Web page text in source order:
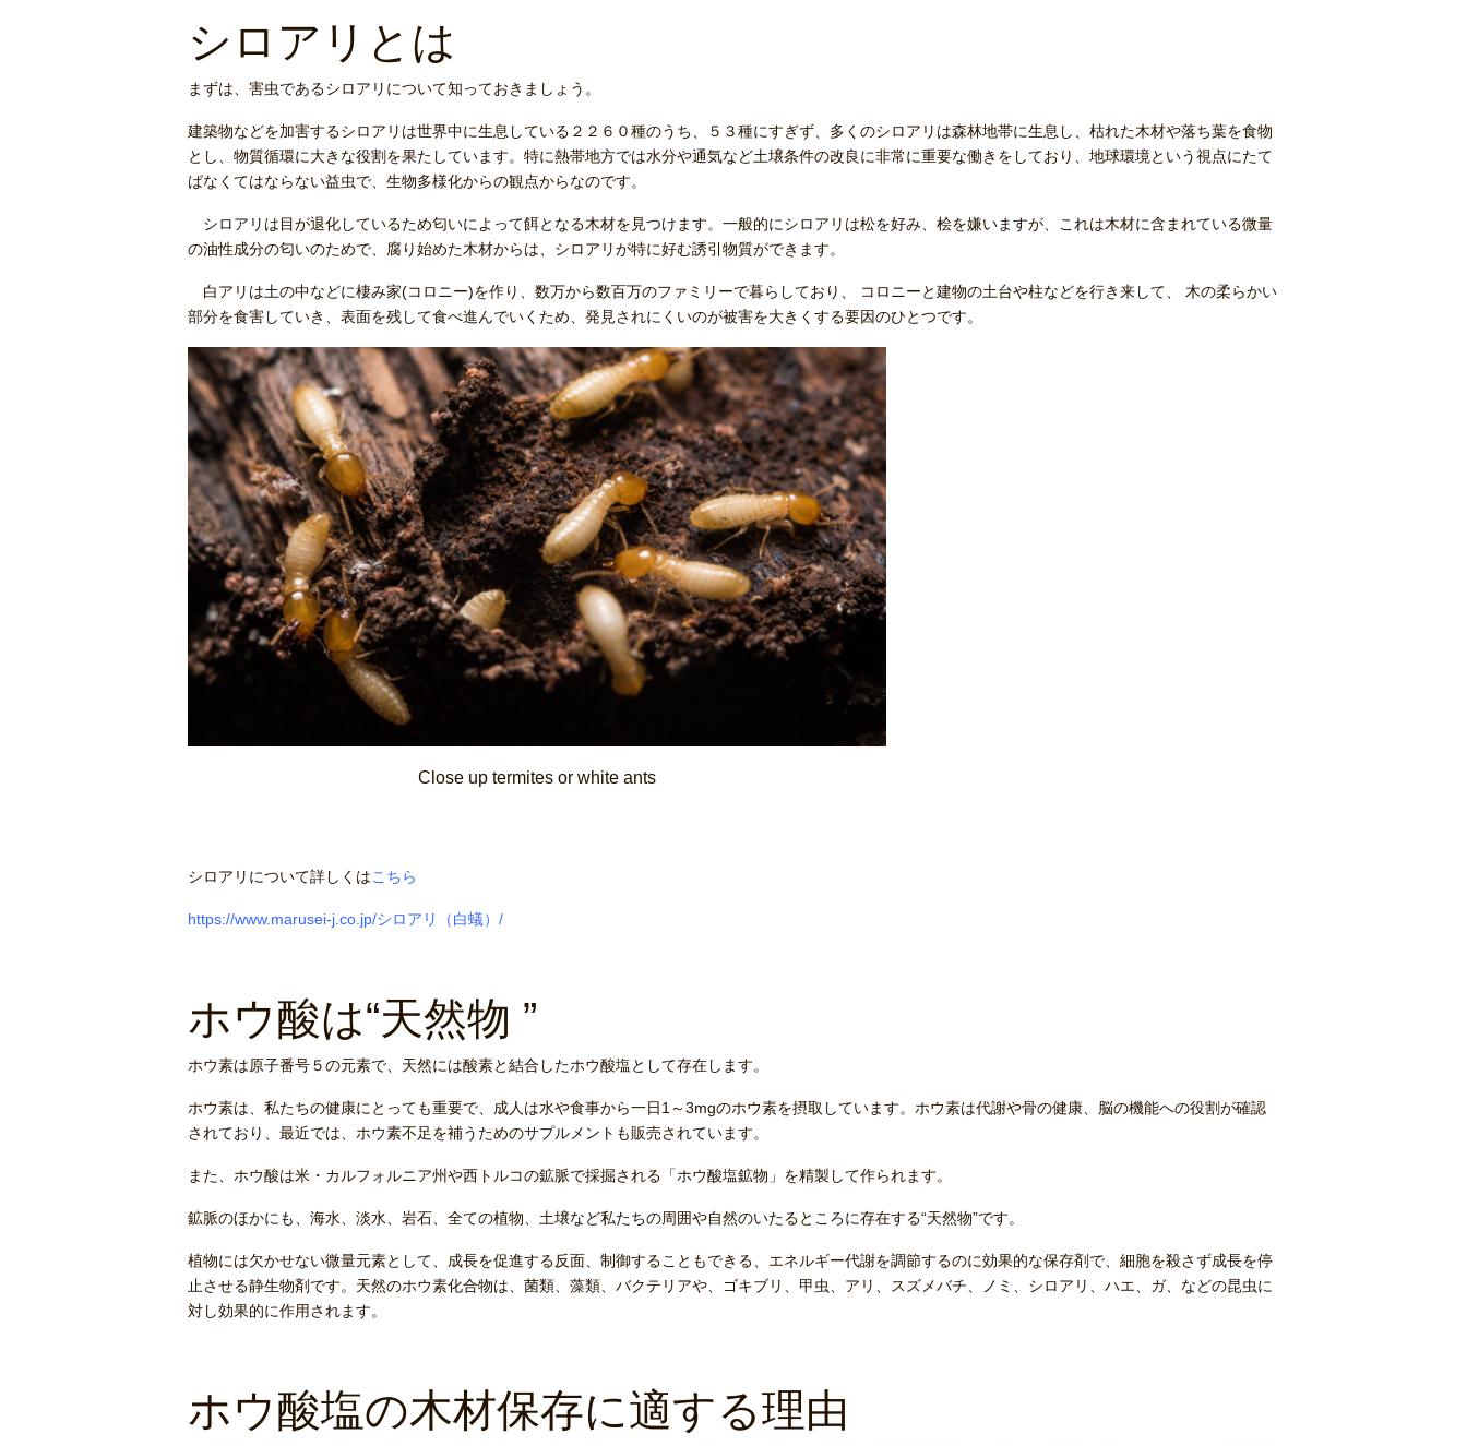
シロアリとは
まずは、害虫であるシロアリについて知っておきましょう。
建築物などを加害するシロアリは世界中に生息している２２６０種のうち、５３種にすぎず、多くのシロアリは森林地帯に生息し、枯れた木材や落ち葉を食物
とし、物質循環に大きな役割を果たしています。特に熱帯地方では水分や通気など土壌条件の改良に非常に重要な働きをしており、地球環境という視点にたて
ばなくてはならない益虫で、生物多様化からの観点からなのです。
シロアリは目が退化しているため匂いによって餌となる木材を見つけます。一般的にシロアリは松を好み、桧を嫌いますが、これは木材に含まれている微量
の油性成分の匂いのためで、腐り始めた木材からは、シロアリが特に好む誘引物質ができます。
白アリは土の中などに棲み家(コロニー)を作り、数万から数百万のファミリーで暮らしており、 コロニーと建物の土台や柱などを行き来して、 木の柔らかい
部分を食害していき、表面を残して食べ進んでいくため、発見されにくいのが被害を大きくする要因のひとつです。
Close up termites or white ants
シロアリについて詳しくはこちら
https://www.marusei-j.co.jp/シロアリ（白蟻）/
ホウ酸は“天然物 ”
ホウ素は原子番号５の元素で、天然には酸素と結合したホウ酸塩として存在します。
ホウ素は、私たちの健康にとっても重要で、成人は水や食事から一日1～3mgのホウ素を摂取しています。ホウ素は代謝や骨の健康、脳の機能への役割が確認
されており、最近では、ホウ素不足を補うためのサプルメントも販売されています。
また、ホウ酸は米・カルフォルニア州や西トルコの鉱脈で採掘される「ホウ酸塩鉱物」を精製して作られます。
鉱脈のほかにも、海水、淡水、岩石、全ての植物、土壌など私たちの周囲や自然のいたるところに存在する“天然物”です。
植物には欠かせない微量元素として、成長を促進する反面、制御することもできる、エネルギー代謝を調節するのに効果的な保存剤で、細胞を殺さず成長を停
止させる静生物剤です。天然のホウ素化合物は、菌類、藻類、バクテリアや、ゴキブリ、甲虫、アリ、スズメバチ、ノミ、シロアリ、ハエ、ガ、などの昆虫に
対し効果的に作用されます。
ホウ酸塩の木材保存に適する理由